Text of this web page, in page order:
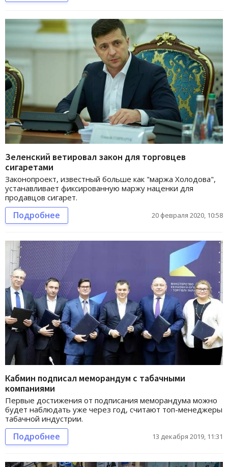
Зеленский ветировал закон для торговцев
сигаретами
Законопроект, известный больше как "маржа Холодова",
устанавливает фиксированную маржу наценки для
продавцов сигарет.
Подробнее 20 февраля 2020, 10:58
Кабмин подписал меморандум с табачными
компаниями
Первые достижения от подписания меморандума можно
будет наблюдать уже через год, считают топ-менеджеры
табачной индустрии.
Подробнее 13 декабря 2019, 11:31